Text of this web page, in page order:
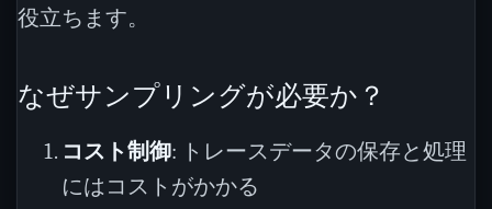
役立ちます。
なぜサンプリングが必要か？
コスト制御: トレースデータの保存と処理
にはコストがかかる